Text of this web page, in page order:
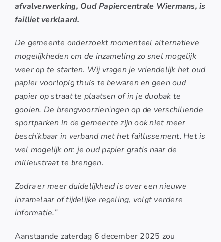
afvalverwerking, Oud Papiercentrale Wiermans, is
failliet verklaard.
De gemeente onderzoekt momenteel alternatieve
mogelijkheden om de inzameling zo snel mogelijk
weer op te starten. Wij vragen je vriendelijk het oud
papier voorlopig thuis te bewaren en geen oud
papier op straat te plaatsen of in je duobak te
gooien. De brengvoorzieningen op de verschillende
sportparken in de gemeente zijn ook niet meer
beschikbaar in verband met het faillissement. Het is
wel mogelijk om je oud papier gratis naar de
milieustraat te brengen.
Zodra er meer duidelijkheid is over een nieuwe
inzamelaar of tijdelijke regeling, volgt verdere
informatie.”
Aanstaande zaterdag 6 december 2025 zou